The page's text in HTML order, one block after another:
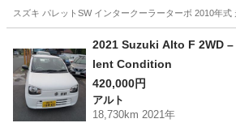
スズキ パレットSW インタークーラーターボ 2010年
2021 Suzuki Alto F 2WD
lent Condition
420,000円
アルト
18,730km 2021年